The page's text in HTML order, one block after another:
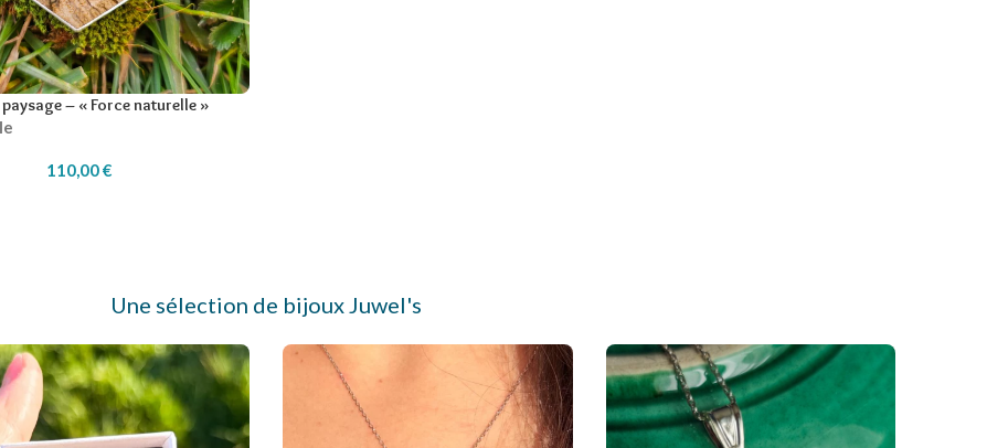
– « Force naturelle »
110,00€
Une sélection de bijoux Juwel's